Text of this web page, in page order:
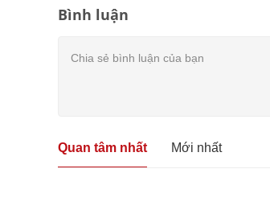
Bình luận
Quan tâm nhất Mới nhất